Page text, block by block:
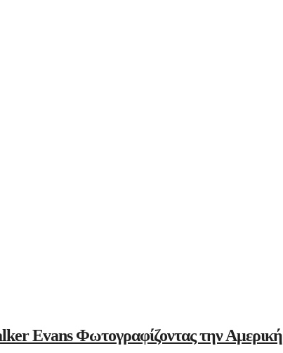
Evans Φωτογραφίζοντας την Αμερική